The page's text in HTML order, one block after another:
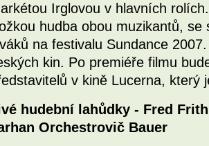
Irglovou v hlavních
hudba obou muzikantů,
na festivalu Sundance
kin. Po premiéře filmu
v kině Lucerna, který
hudební lahůdky - Fred
Orchestrovič Bauer